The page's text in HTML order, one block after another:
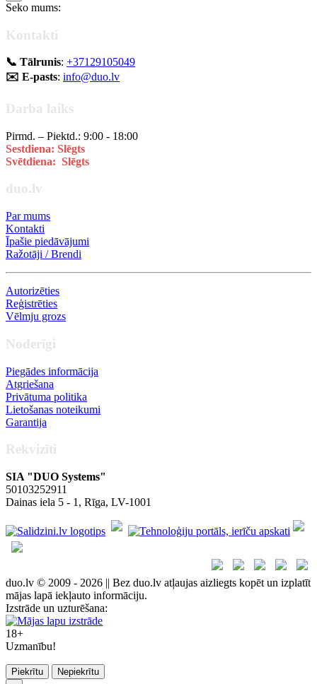
Seko mums:
Kontakti
📞 Tālrunis: +37129105049
✉️ E-pasts: info@duo.lv
Darba laiks
Pirmd. – Piektd.: 9:00 - 18:00
Sestdiena: Slēgts
Svētdiena: Slēgts
duo.lv
Par mums
Kontakti
Īpašie piedāvājumi
Ražotāji / Brendi
Autorizēties
Reģistrēties
Vēlmju grozs
Noderīgi
Piegādes informācija
Atgriešana
Privātuma politika
Lietošanas noteikumi
Garantija
Rekvizīti
SIA "DUO Systems"
50103252911
Dainas iela 5 - 1, Rīga, LV-1001
duo.lv © 2009 - 2026 || Bez duo.lv atļaujas aizliegts kopēt un izplatīt
mājas lapā iekļauto informāciju.
Izstrāde un uzturēšana:
18+
Uzmanību!
Piekrītu
Nepiekrītu